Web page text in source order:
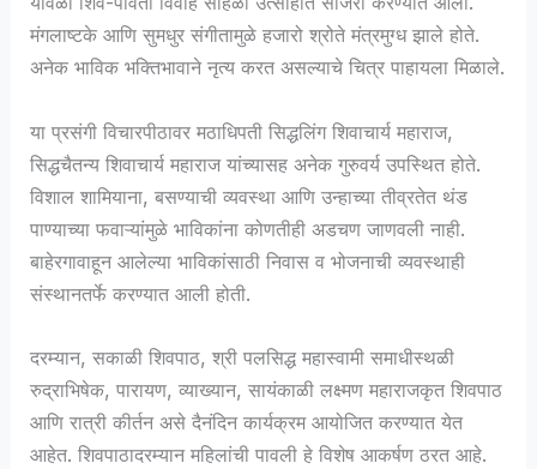
मंगलाष्टके आणि सुमधुर संगीतामुळे हजारो श्रोते मंत्रमुग्ध झाले होते.
अनेक भाविक भक्तिभावाने नृत्य करत असल्याचे चित्र पाहायला मिळाले.
या प्रसंगी विचारपीठावर मठाधिपती सिद्धलिंग शिवाचार्य महाराज,
सिद्धचैतन्य शिवाचार्य महाराज यांच्यासह अनेक गुरुवर्य उपस्थित होते.
विशाल शामियाना, बसण्याची व्यवस्था आणि उन्हाच्या तीव्रतेत थंड
पाण्याच्या फवाऱ्यांमुळे भाविकांना कोणतीही अडचण जाणवली नाही.
बाहेरगावाहून आलेल्या भाविकांसाठी निवास व भोजनाची व्यवस्थाही
संस्थानतर्फे करण्यात आली होती.
दरम्यान, सकाळी शिवपाठ, श्री पलसिद्ध महास्वामी समाधीस्थळी
रुद्राभिषेक, पारायण, व्याख्यान, सायंकाळी लक्ष्मण महाराजकृत शिवपाठ
आणि रात्री कीर्तन असे दैनंदिन कार्यक्रम आयोजित करण्यात येत
आहेत. शिवपाठादरम्यान महिलांची पावली हे विशेष आकर्षण ठरत आहे.